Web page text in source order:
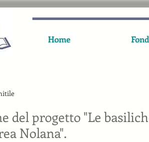
Home
del progetto "Le
Nolana".